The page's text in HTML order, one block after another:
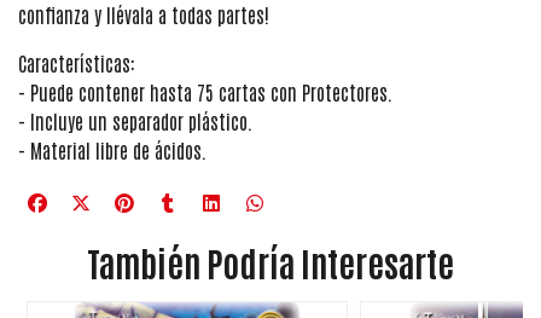
confianza y llévala a todas partes!
Características:
- Puede contener hasta 75 cartas con Protectores.
- Incluye un separador plástico.
- Material libre de ácidos.
También Podría Interesarte